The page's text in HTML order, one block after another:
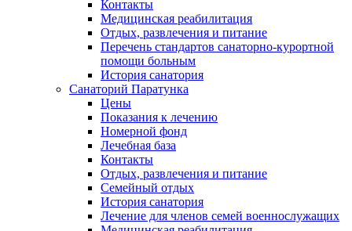
Контакты
Медицинская реабилитация
Отдых, развлечения и питание
Перечень стандартов санаторно-курортной
помощи больным
История санатория
Санаторий Паратунка
Цены
Показания к лечению
Номерной фонд
Лечебная база
Контакты
Отдых, развлечения и питание
Семейный отдых
История санатория
Лечение для членов семей военнослужащих